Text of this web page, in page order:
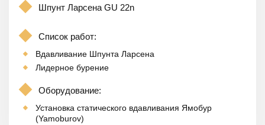
Шпунт Ларсена GU 22n
Список работ:
Вдавливание Шпунта Ларсена
Лидерное бурение
Оборудование:
Установка статического вдавливания Ямобур
(Yamoburov)